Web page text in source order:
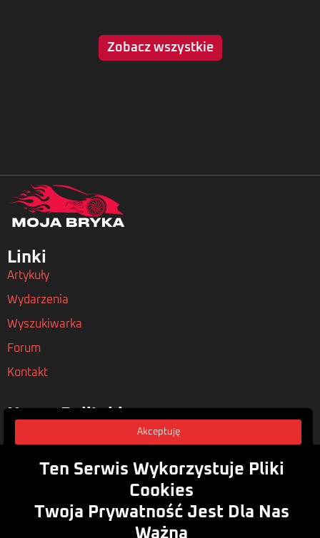
Zobacz wszystkie
Linki
Artykuły
Wydarzenia
Wyszukiwarka
Forum
Kontakt
Zasubskrybuj
Akceptuję
Ten Serwis Wykorzystuje Pliki
Cookies
Twoja Prywatność Jest Dla Nas
Ważna